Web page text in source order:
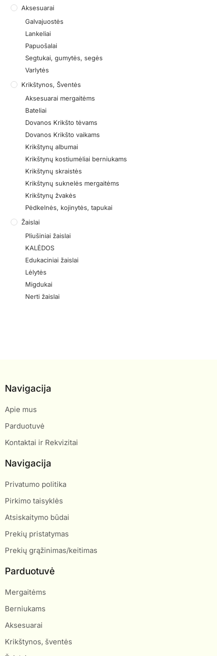
Aksesuarai
Galvajuostės
Lankeliai
Papuošalai
Segtukai, gumytės, segės
Varlytės
Krikštynos, Šventės
Aksesuarai mergaitėms
Bateliai
Dovanos Krikšto tėvams
Dovanos Krikšto vaikams
Krikštynų albumai
Krikštynų kostiumėliai berniukams
Krikštynų skraistės
Krikštynų suknelės mergaitėms
Krikštynų žvakės
Pėdkelnės, kojinytės, tapukai
Žaislai
Pliušiniai žaislai
KALĖDOS
Edukaciniai žaislai
Lėlytės
Migdukai
Nerti žaislai
Navigacija
Apie mus
Parduotuvė
Kontaktai ir Rekvizitai
Navigacija
Privatumo politika
Pirkimo taisyklės
Atsiskaitymo būdai
Prekių pristatymas
Prekių grąžinimas/keitimas
Parduotuvė
Mergaitėms
Berniukams
Aksesuarai
Krikštynos, šventės